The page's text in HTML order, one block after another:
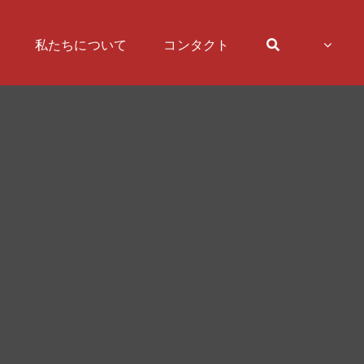
私たちについて コンタクト